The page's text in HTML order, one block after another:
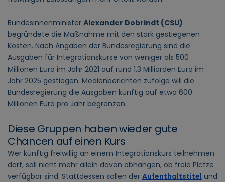
Bundesinnenminister Alexander Dobrindt (CSU)
begründete die Maßnahme mit den stark gestiegenen
Kosten. Nach Angaben der Bundesregierung sind die
Ausgaben für Integrationskurse von weniger als 500
Millionen Euro im Jahr 2021 auf rund 1,3 Milliarden Euro im
Jahr 2025 gestiegen. Medienberichten zufolge will die
Bundesregierung die Ausgaben künftig auf etwa 600
Millionen Euro pro Jahr begrenzen.
Diese Gruppen haben wieder gute
Chancen auf einen Kurs
Wer künftig freiwillig an einem Integrationskurs teilnehmen
darf, soll nicht mehr allein davon abhängen, ob freie Plätze
verfügbar sind. Stattdessen sollen der Aufenthaltstitel und